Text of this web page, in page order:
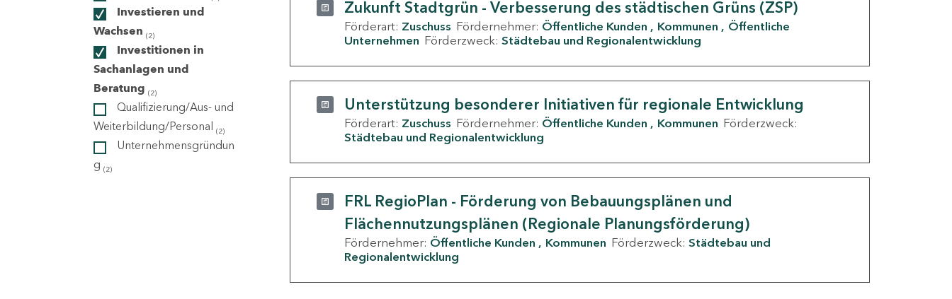
Investieren und
Wachsen (2)
Investitionen in
Sachanlagen und
Beratung (2)
Qualifizierung/Aus- und
Weiterbildung/Personal (2)
Unternehmensgründun
g (2)
Zukunft Stadtgrün - Verbesserung des städtischen Grüns (ZSP)
Förderart: Zuschuss Fördernehmer: Öffentliche Kunden Kommunen
Öffentliche
Unternehmen Förderzweck: Städtebau und Regionalentwicklung
Unterstützung besonderer Initiativen für regionale Entwicklung
Förderart: Zuschuss Fördernehmer: Öffentliche Kunden Kommunen Förderzweck:
Städtebau und Regionalentwicklung
FRL RegioPlan - Förderung von Bebauungsplänen und
Flächennutzungsplänen (Regionale Planungsförderung)
Fördernehmer: Öffentliche Kunden Kommunen Förderzweck: Städtebau und
Regionalentwicklung